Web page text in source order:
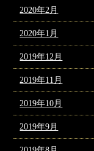
2020年2月
2020年1月
2019年12月
2019年11月
2019年10月
2019年9月